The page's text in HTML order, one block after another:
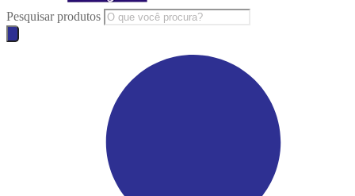
Pesquisar produtos